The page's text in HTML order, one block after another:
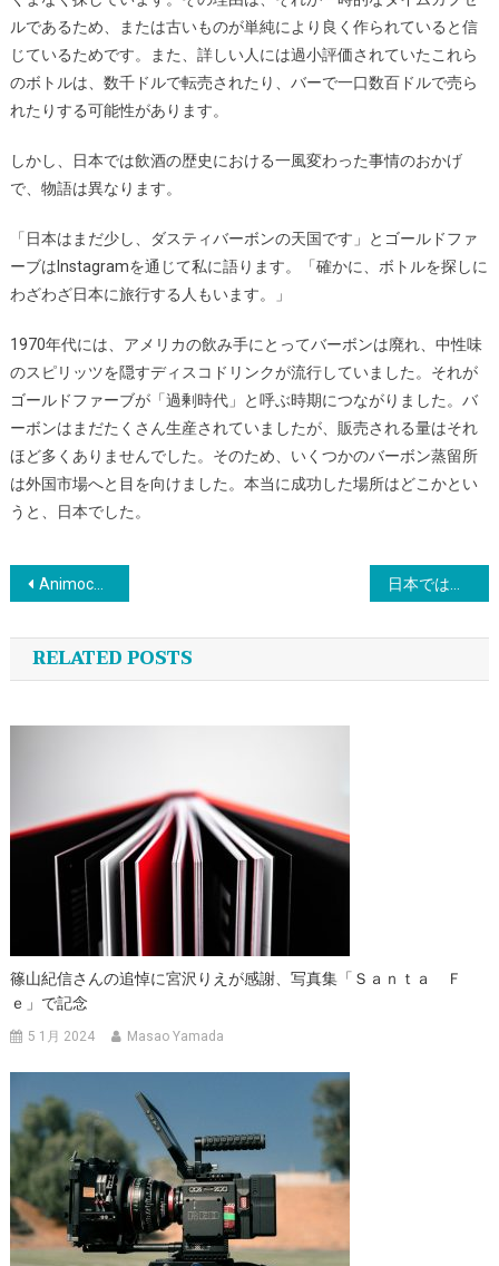
ルであるため、または古いものが単純により良く作られていると信
じているためです。また、詳しい人には過小評価されていたこれら
のボトルは、数千ドルで転売されたり、バーで一口数百ドルで売ら
れたりする可能性があります。
しかし、日本では飲酒の歴史における一風変わった事情のおかげ
で、物語は異なります。
「日本はまだ少し、ダスティバーボンの天国です」とゴールドファ
ーブはInstagramを通じて私に語ります。「確かに、ボトルを探しに
わざわざ日本に旅行する人もいます。」
1970年代には、アメリカの飲み手にとってバーボンは廃れ、中性味
のスピリッツを隠すディスコドリンクが流行していました。それが
ゴールドファーブが「過剰時代」と呼ぶ時期につながりました。バ
ーボンはまだたくさん生産されていましたが、販売される量はそれ
ほど多くありませんでした。そのため、いくつかのバーボン蒸留所
は外国市場へと目を向けました。本当に成功した場所はどこかとい
うと、日本でした。
投
稿
ナ
ー
ョ
ン
Animoca Brands JapanがKDDIとWeb3メタバースプロジェクトで提携
RELATED POSTS
篠山紀信さんの追悼に宮沢りえが感謝、写真集「Ｓａｎｔａ Ｆ
Ｅ」で記念
5 1月 2024 Masao Yamada